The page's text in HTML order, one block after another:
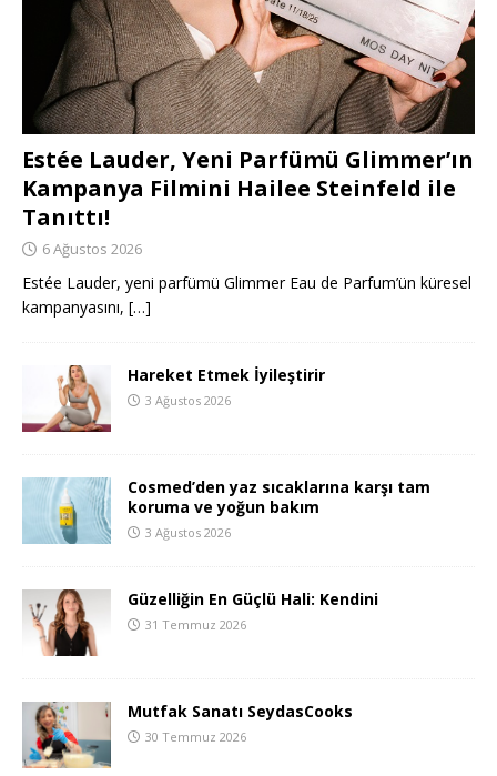
Estée Lauder, Yeni Parfümü Glimmer’ın
Kampanya Filmini Hailee Steinfeld ile
Tanıttı!
6 Ağustos 2026
Estée Lauder, yeni parfümü Glimmer Eau de Parfum’ün küresel
kampanyasını, […]
Hareket Etmek İyileştirir
3 Ağustos 2026
Cosmed’den yaz sıcaklarına karşı tam
koruma ve yoğun bakım
3 Ağustos 2026
Güzelliğin En Güçlü Hali: Kendini
31 Temmuz 2026
Mutfak Sanatı SeydasCooks
30 Temmuz 2026